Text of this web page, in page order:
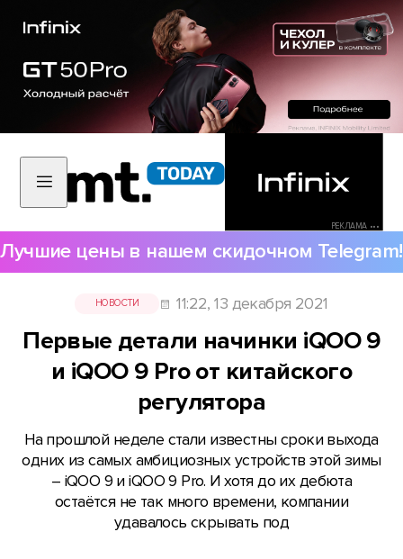
РЕКЛАМА •••
Лучшие цены в нашем скидочном Telegram!
НОВОСТИ 11:22, 13 декабря 2021
Первые детали начинки iQOO 9
и iQOO 9 Pro от китайского
регулятора
На прошлой неделе стали известны сроки выхода
одних из самых амбициозных устройств этой зимы
– iQOO 9 и iQOO 9 Pro. И хотя до их дебюта
остаётся не так много времени, компании
удавалось скрывать под